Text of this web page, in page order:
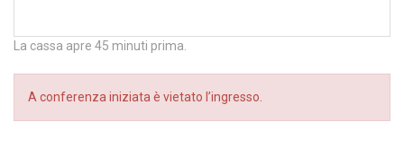
La cassa apre 45 minuti prima.
A conferenza iniziata è vietato l’ingresso.